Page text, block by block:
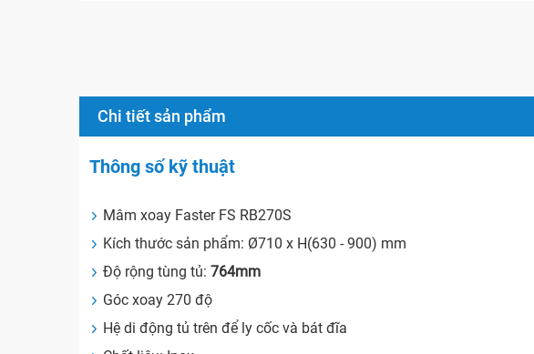
Chi tiết sản phẩm
Thông số kỹ thuật
Mâm xoay Faster FS RB270S
Kích thước sản phẩm: Ø710 x H(630 - 900) mm
Độ rộng tùng tủ: 764mm
Góc xoay 270 độ
Hệ di động tủ trên để ly cốc và bát đĩa